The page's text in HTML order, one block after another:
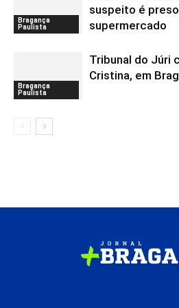
Bragança
Paulista
suspeito é
supermercado
Bragança
Paulista
Tribunal do Júri
Cristina, em